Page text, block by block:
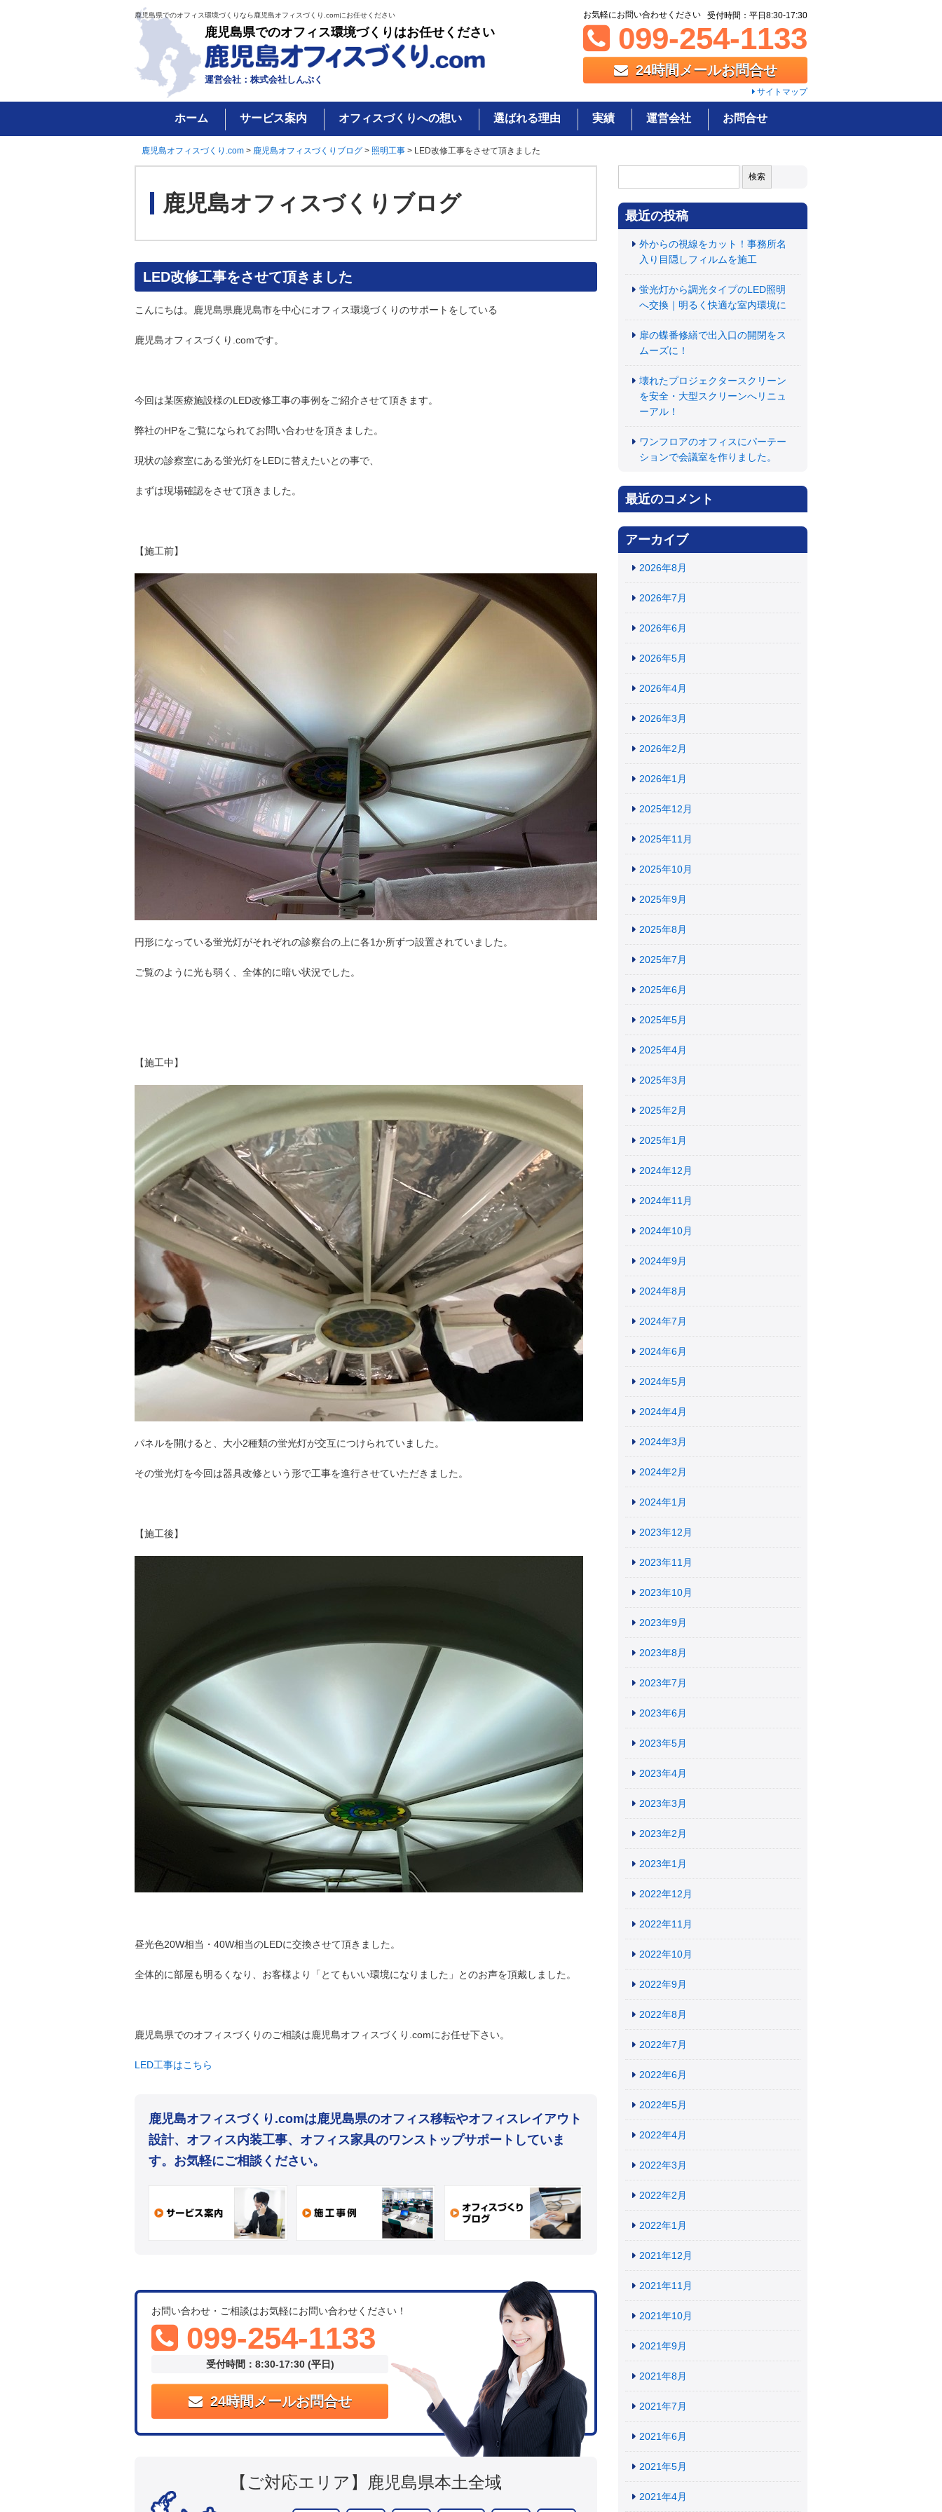
鹿児島県でのオフィス環境づくりなら鹿児島オフィスづくり.comにお任せください
鹿児島県でのオフィス環境づくりはお任せください
運営会社：株式会社しんぷく
お気軽にお問い合わせください
099-254-1133
受付時間：平日8:30-17:30
24時間メールお問合せ
サイトマップ
ホーム サービス案内 オフィスづくりへの想い 選ばれる理由 実績 運営会社 お問合せ
鹿児島オフィスづくり.com > 鹿児島オフィスづくりブログ > 照明工事 > LED改修工事をさせて頂きました
鹿児島オフィスづくりブログ
LED改修工事をさせて頂きました
こんにちは。鹿児島県鹿児島市を中心にオフィス環境づくりのサポートをしている
鹿児島オフィスづくり.comです。
今回は某医療施設様のLED改修工事の事例をご紹介させて頂きます。
弊社のHPをご覧になられてお問い合わせを頂きました。
現状の診察室にある蛍光灯をLEDに替えたいとの事で、
まずは現場確認をさせて頂きました。
【施工前】
円形になっている蛍光灯がそれぞれの診察台の上に各1か所ずつ設置されていました。
ご覧のように光も弱く、全体的に暗い状況でした。
【施工中】
パネルを開けると、大小2種類の蛍光灯が交互につけられていました。
その蛍光灯を今回は器具改修という形で工事を進行させていただきました。
【施工後】
昼光色20W相当・40W相当のLEDに交換させて頂きました。
全体的に部屋も明るくなり、お客様より「とてもいい環境になりました」とのお声を頂戴しました。
鹿児島県でのオフィスづくりのご相談は鹿児島オフィスづくり.comにお任せ下さい。
LED工事はこちら
鹿児島オフィスづくり.comは鹿児島県のオフィス移転やオフィスレイアウト
設計、オフィス内装工事、オフィス家具のワンストップサポートしていま
す。お気軽にご相談ください。
お問い合わせ・ご相談はお気軽にお問い合わせください！
099-254-1133
受付時間：8:30-17:30 (平日)
24時間メールお問合せ
【ご対応エリア】 鹿児島県本土全域
索:
最近の投稿
外からの視線をカット！事務所名
入り目隠しフィルムを施工
蛍光灯から調光タイプのLED照明
へ交換｜明るく快適な室内環境に
扉の蝶番修繕で出入口の開閉をス
ムーズに！
壊れたプロジェクタースクリーン
を安全・大型スクリーンへリニュ
ーアル！
ワンフロアのオフィスにパーテー
ションで会議室を作りました。
最近のコメント
アーカイブ
2026年8月
2026年7月
2026年6月
2026年5月
2026年4月
2026年3月
2026年2月
2026年1月
2025年12月
2025年11月
2025年10月
2025年9月
2025年8月
2025年7月
2025年6月
2025年5月
2025年4月
2025年3月
2025年2月
2025年1月
2024年12月
2024年11月
2024年10月
2024年9月
2024年8月
2024年7月
2024年6月
2024年5月
2024年4月
2024年3月
2024年2月
2024年1月
2023年12月
2023年11月
2023年10月
2023年9月
2023年8月
2023年7月
2023年6月
2023年5月
2023年4月
2023年3月
2023年2月
2023年1月
2022年12月
2022年11月
2022年10月
2022年9月
2022年8月
2022年7月
2022年6月
2022年5月
2022年4月
2022年3月
2022年2月
2022年1月
2021年12月
2021年11月
2021年10月
2021年9月
2021年8月
2021年7月
2021年6月
2021年5月
2021年4月